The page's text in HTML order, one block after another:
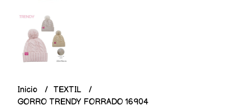
Inicio
TEXTIL
GORRO TRENDY FORRADO 16904